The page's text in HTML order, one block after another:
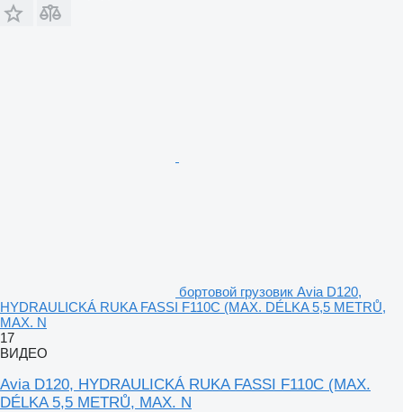
бортовой грузовик Avia D120,
HYDRAULICKÁ RUKA FASSI F110C (MAX. DÉLKA 5,5 METRŮ,
MAX. N
17
ВИДЕО
Avia D120, HYDRAULICKÁ RUKA FASSI F110C (MAX.
DÉLKA 5,5 METRŮ, MAX. N